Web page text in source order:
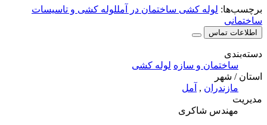
برچسب‌ها: لوله کشی ساختمان در آمللوله کشی و تاسیسات
ساختمانی
اطلاعات تماس
دسته‌بندی
ساختمان و سازه لوله کشی
استان / شهر
مازندران, آمل
مدیریت
مهندس شاکری